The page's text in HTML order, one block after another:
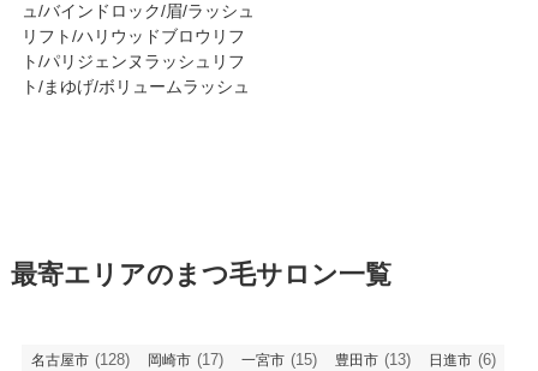
ュ/バインドロック/眉/ラッシュ
リフト/ハリウッドブロウリフ
ト/パリジェンヌラッシュリフ
ト/まゆげ/ボリュームラッシュ
最寄エリアのまつ毛サロン一覧
名古屋市 (128) 岡崎市 (17) 一宮市 (15) 豊田市 (13) 日進市 (6)